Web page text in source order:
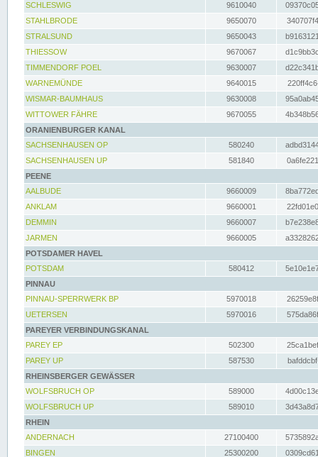
SCHLESWIG
9610040
STAHLBRODE
9650070
STRALSUND
9650043
THIESSOW
9670067
TIMMENDORF POEL
9630007
WARNEMÜNDE
9640015
WISMAR-BAUMHAUS
9630008
WITTOWER FÄHRE
9670055
ORANIENBURGER KANAL
SACHSENHAUSEN OP
580240
SACHSENHAUSEN UP
581840
PEENE
AALBUDE
9660009
ANKLAM
9660001
DEMMIN
9660007
JARMEN
9660005
POTSDAMER HAVEL
POTSDAM
580412
PINNAU
PINNAU-SPERRWERK BP
5970018
UETERSEN
5970016
PAREYER VERBINDUNGSKANAL
PAREY EP
502300
PAREY UP
587530
RHEINSBERGER GEWÄSSER
WOLFSBRUCH OP
589000
WOLFSBRUCH UP
589010
RHEIN
ANDERNACH
27100400
BINGEN
25300200